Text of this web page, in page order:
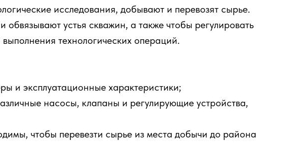
исследования, добывают и перевозят сырье.
устья скважин, а также чтобы регулировать
технологических операций.
и эксплуатационные характеристики;
насосы, клапаны и регулирующие устройства,
чтобы перевезти сырье из места добычи до района